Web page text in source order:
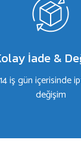
İade &
14 iş gün içerisinde
değişim